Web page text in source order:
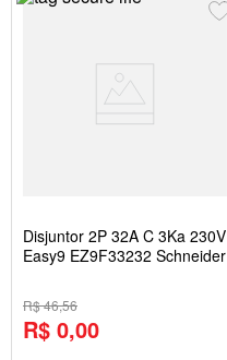
Disjuntor 2P 32A C 3Ka 230V
Easy9 EZ9F33232 Schneider
R$ 46,56
R$ 0,00